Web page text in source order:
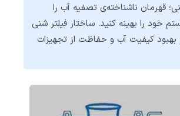
قهرمان ناشناخته‌ی تصفیه آب را
خود را بهینه کنید. ساختار فیلتر شنی
کیفیت آب و حفاظت از تجهیزات